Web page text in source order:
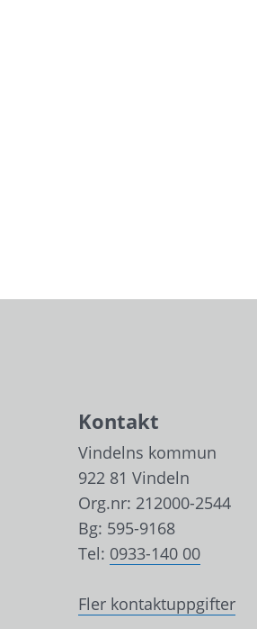
Kontakt
Vindelns kommun
922 81 Vindeln
Org.nr: 212000-2544
Bg: 595-9168
Tel: 0933-140 00
Fler kontaktuppgifter